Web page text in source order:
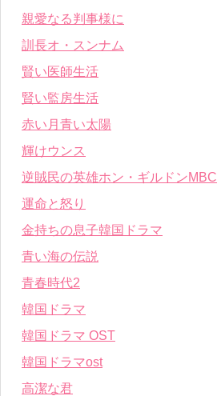
親愛なる判事様に
訓長オ・スンナム
賢い医師生活
賢い監房生活
赤い月青い太陽
輝けウンス
逆賊民の英雄ホン・ギルドンMBC
運命と怒り
金持ちの息子韓国ドラマ
青い海の伝説
青春時代2
韓国ドラマ
韓国ドラマ OST
韓国ドラマost
高潔な君